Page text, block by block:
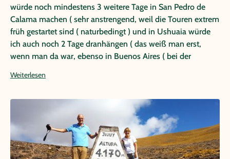
würde noch mindestens 3 weitere Tage in San Pedro de
Calama machen ( sehr anstrengend, weil die Touren extrem
früh gestartet sind ( naturbedingt ) und in Ushuaia würde
ich auch noch 2 Tage dranhängen ( das weiß man erst,
wenn man da war, ebenso in Buenos Aires ( bei der
Reiseführerin Bruna wären ein paar Tage mehr super
Rundführung, auch an versteckte Plätze.
Weiterlesen